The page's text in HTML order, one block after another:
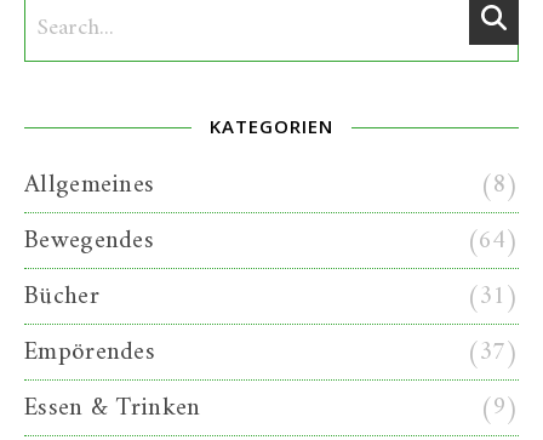
KATEGORIEN
Allgemeines
(8)
Bewegendes
(64)
Bücher
(31)
Empörendes
(37)
Essen & Trinken
(9)